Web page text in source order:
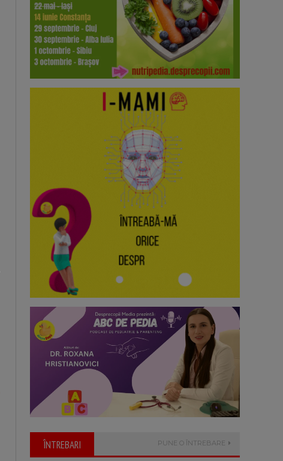
ÎNTREBARI PUNE O ÎNTREBARE